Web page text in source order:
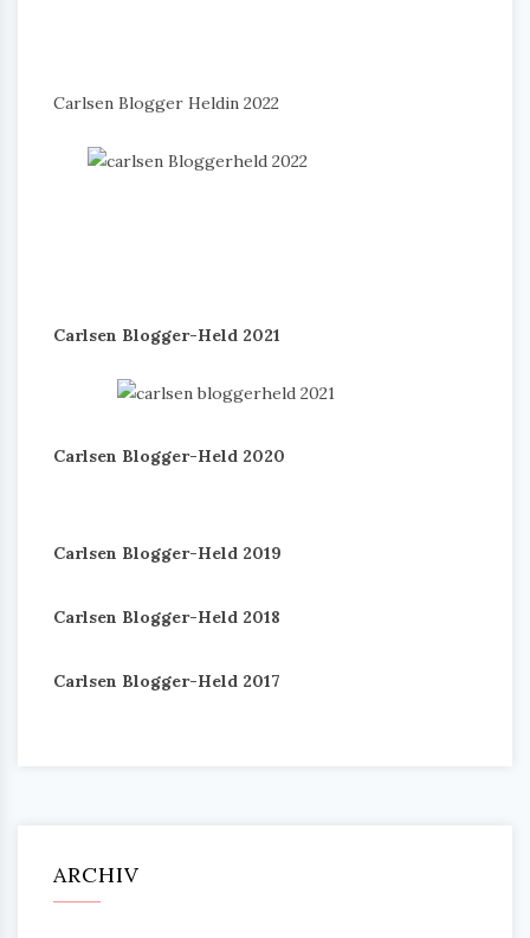
Carlsen Blogger Heldin 2022
Carlsen Blogger-Held 2021
Carlsen Blogger-Held 2020
Carlsen Blogger-Held 2019
Carlsen Blogger-Held 2018
Carlsen Blogger-Held 2017
ARCHIV